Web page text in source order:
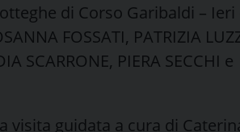
di Corso Garibaldi – Ieri
FOSSATI, PATRIZIA
SCARRONE, PIERA SECCHI e
visita guidata a cura di